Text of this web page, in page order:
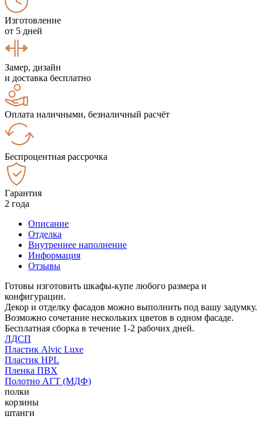
Изготовление
от 5 дней
Замер, дизайн
и доставка бесплатно
Оплата наличными, безналичный расчёт
Беспроцентная рассрочка
Гарантия
2 года
Описание
Отделка
Внутреннее наполнение
Информация
Отзывы
Готовы изготовить шкафы-купе любого размера и
конфигурации.
Декор и отделку фасадов можно выполнить под вашу задумку.
Возможно сочетание нескольких цветов в одном фасаде.
Бесплатная сборка в течение 1-2 рабочих дней.
ЛДСП
Пластик Alvic Luxe
Пластик HPL
Пленка ПВХ
Полотно АГТ (МДФ)
полки
корзины
штанги